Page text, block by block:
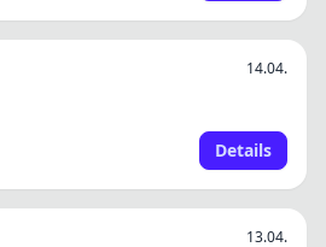
14.04.
Details
13.04.